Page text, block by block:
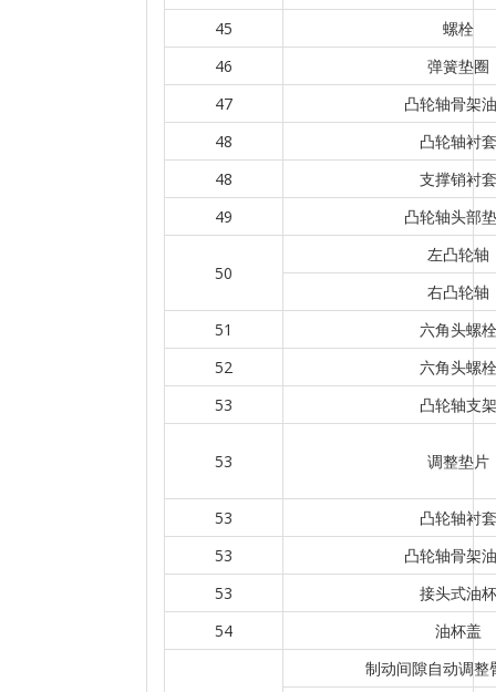
45
螺栓
46
弹簧垫圈
47
凸轮轴骨架
48
凸轮轴衬套
48
支撑销衬套
49
凸轮轴头部
50
左凸轮轴
右凸轮轴
51
六角头螺栓
52
六角头螺栓
53
凸轮轴支架
53 调整垫片
53
凸轮轴衬套
53
凸轮轴骨架
53
接头式油杯
54
油杯盖
制动间隙自动调整